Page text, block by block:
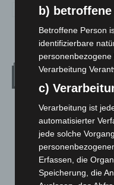
LANGENHAGEN
Mäßig Bewölkt
b)
Betroffene Person
identifizierbare
Verarbeitung
c)
Verarbeitung ist
automatisierter
jede solche
Erfassen, die
Speicherung, die